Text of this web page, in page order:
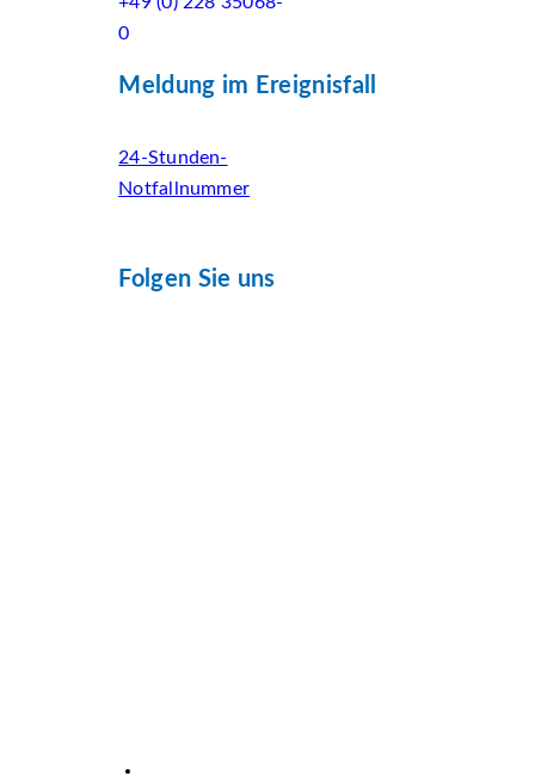
0
Meldung im Ereignisfall
24-Stunden-
Notfallnummer
Folgen Sie uns